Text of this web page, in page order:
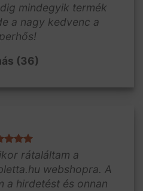
mindegyik termék
a nagy kedvenc a
(36)
rátaláltam a
webshopra. A
a hirdetést és onnan